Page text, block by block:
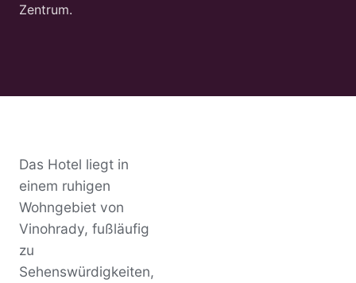
Zentrum.
Das Hotel liegt in
einem ruhigen
Wohngebiet von
Vinohrady, fußläufig
zu
Sehenswürdigkeiten,